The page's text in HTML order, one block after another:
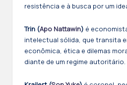
resistência e à busca por um
Trin (Apo Nattawin) é
intelectual sólida, que transita
econômica, ética e dilemas
diante de um regime autoritário.